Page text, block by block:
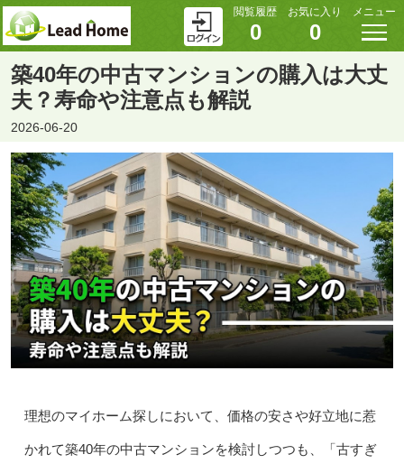
閲覧履歴
0
お気に入り
0
メニュー
築40年の中古マンションの購入は大丈
夫？寿命や注意点も解説
2026-06-20
理想のマイホーム探しにおいて、価格の安さや好立地に惹
かれて築40年の中古マンションを検討しつつも、「古すぎ